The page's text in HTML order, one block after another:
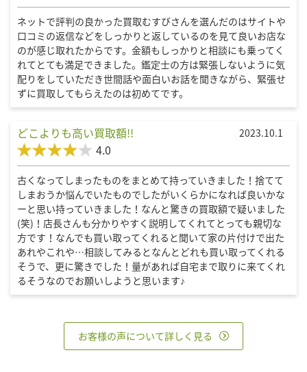
ネットで評判の良かった買取むすびさんを選んだのはサイトや
口コミの返信などをしっかりと返しているのを見て良いお店な
のが感じ取れたからです。金額もしっかりと相談にも乗ってく
れてとても満足できました。鑑定士の方は緊張しないように気
配りをしていただき世間話や面白いお話を聞きながら、緊張せ
ずに買取してもらえたのは初めてです。
どこよりも高い買取額!!
4.0
2023.10.1
古くなってしまったものをまとめて持っていきました！捨てて
しまおうか悩んでいたものでしたがいくらかになれば良いかな
ーと思い持っていきました！なんと驚きの買取額で疑いました
(笑)！店長さんも分かりやすく説明してくれてとっても親切な
方です！なんでも買い取ってくれると聞いて家の片付けで出た
あれやこれや…相談してみるとなんとどれも買い取ってくれる
そうで、更に驚きでした！量があれば自宅まで取りに来てくれ
るそうなのでお願いしようと思います♪
お客様の声について詳しく見る